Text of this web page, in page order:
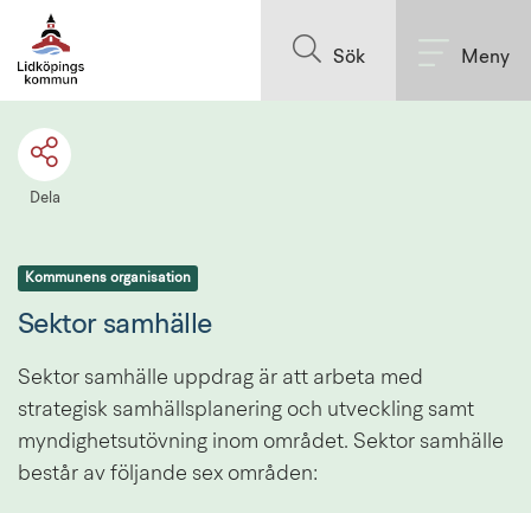
Sök Meny
Dela
Kommunens organisation
Sektor samhälle
Sektor samhälle uppdrag är att arbeta med
strategisk samhällsplanering och utveckling samt
myndighetsutövning inom området. Sektor samhälle
består av följande sex områden: